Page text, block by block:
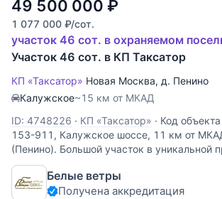
49 500 000 ₽
1 077 000 ₽/сот.
участок 46 сот. в охраняемом
Участок 46 сот. в КП Таксатор
КП «Таксатор» Новая Москва, д. Пенино
Калужское~15 км от МКАД
ID: 4748226 · КП «Таксатор» · Код
153-911, Калужское шоссе, 11 км от
(Пенино). Большой участок в уникальной
локации рядом с лесом и рекой. На
перепад высот. В верхней части участка
возвышенность с
Белые ветры
Получена аккредитация